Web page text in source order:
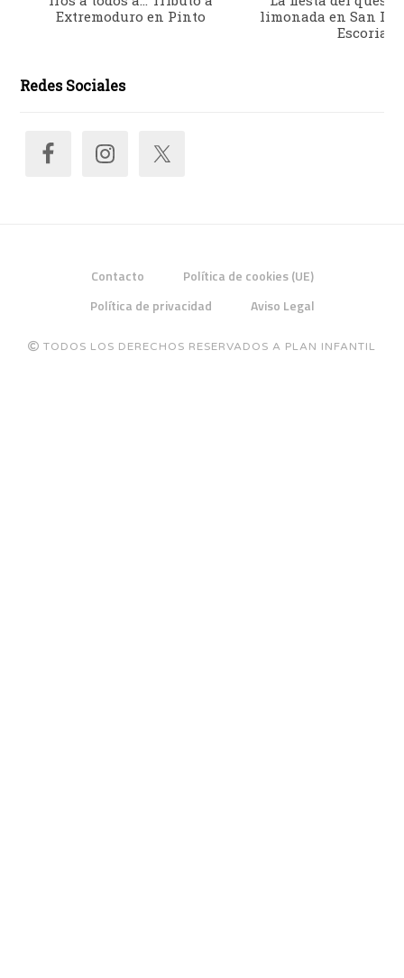
Extremoduro en Pinto
limonada en San
Escorial
Redes Sociales
Contacto
Política de cookies (UE)
Política de privacidad
Aviso Legal
TODOS LOS DERECHOS RESERVADOS A PLAN INFANTIL